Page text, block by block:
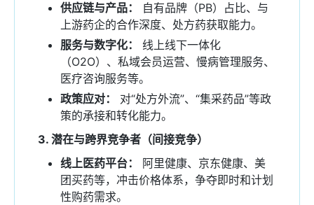
供应链与产品：
自有品牌（PB）占比、与
上游药企的合作深度、处方药获取能力。
服务与数字化：
线上线下一体化
（O2O）、私域会员运营、慢病管理服务、
医疗咨询服务等。
政策应对：
对“处方外流”、“集采药品”等政
策的承接和转化能力。
3. 潜在与跨界竞争者（间接竞争）
线上医药平台：
阿里健康、京东健康、美
团买药等，冲击价格体系，争夺即时和计划
性购药需求。